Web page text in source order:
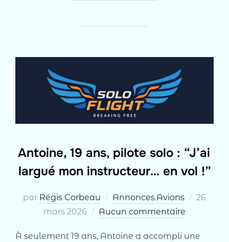
Antoine, 19 ans, pilote solo : “J’ai
largué mon instructeur… en vol !”
par Régis Corbeau Annonces,Avions
Publié
26
mars 2026
Aucun commentaire
À seulement 19 ans, Antoine a accompli une